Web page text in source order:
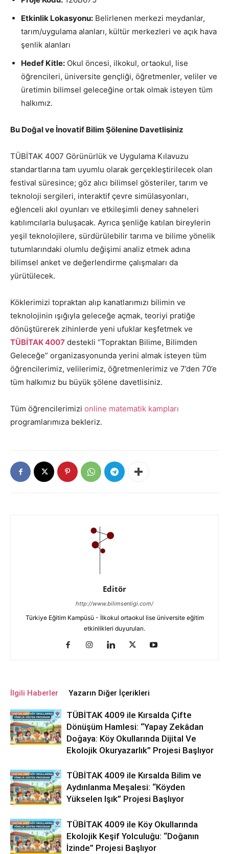
Etkinlik Lokasyonu: Belirlenen merkezi meydanlar,
tarım/uygulama alanları, kültür merkezleri ve açık hava
şenlik alanları
Hedef Kitle: Okul öncesi, ilkokul, ortaokul, lise
öğrencileri, üniversite gençliği, öğretmenler, veliler ve
üretimin bilimsel geleceğine ortak olmak isteyen tüm
halkımız.
Bu Doğal ve İnovatif Bilim Şölenine Davetlisiniz
TÜBİTAK 4007 Görünürlük ve Uygulama Kılavuzu
standartlarına tam uyumlu olarak gerçekleştirilecek olan
festival süresince; göz alıcı bilimsel gösteriler, tarım ve
teknoloji sergileri, interaktif çevre simülasyonları,
eğlenceli akıl oyunları ve etkileşimli deney sahneleri
katılımcılarla buluşacak. Ayrıca şenliğe katılan bireylerin
yeşil teknolojilere, sürdürülebilir tarıma ve bilime yönelik
tutumlarındaki olumlu değişimi analiz etmek adına
bilimsel anket ve değerlendirme çalışmaları da
yürütülecek.
Köklerimizi topraktan alıp kanatlarımızı bilimin ve
teknolojinin ışığıyla geleceğe açmak, teoriyi pratiğe
dönüştürerek zihinlerde yeni ufuklar keşfetmek ve
TÜBİTAK 4007 destekli “Topraktan Bilime, Bilimden
Geleceğe” organizasyonunda yerini almak isteyen tüm
öğrencilerimiz, velilerimiz, öğretmenlerimiz ve 7’den 70’e
tüm halkımız bu büyük şölene davetlisiniz.
Tüm öğrencilerimizi online matematik kampları
programlarımıza bekleriz.
Editör
http://www.bilimsenligi.com/
Türkiye Eğitim Kampüsü - İlkokul ortaokul lise üniversite eğitim
etkinlikleri duyuruları.
İlgili Haberler Yazarın Diğer İçerikleri
TÜBİTAK 4009 ile Kırsalda Çifte
Dönüşüm Hamlesi: “Yapay Zekâdan
Doğaya: Köy Okullarında Dijital Ve
Ekolojik Okuryazarlık” Projesi Başlıyor
TÜBİTAK 4009 ile Kırsalda Bilim ve
Aydınlanma Meşalesi: “Köyden
Yükselen Işık” Projesi Başlıyor
TÜBİTAK 4009 ile Köy Okullarında
Ekolojik Keşif Yolculuğu: “Doğanın
İzinde” Projesi Başlıyor